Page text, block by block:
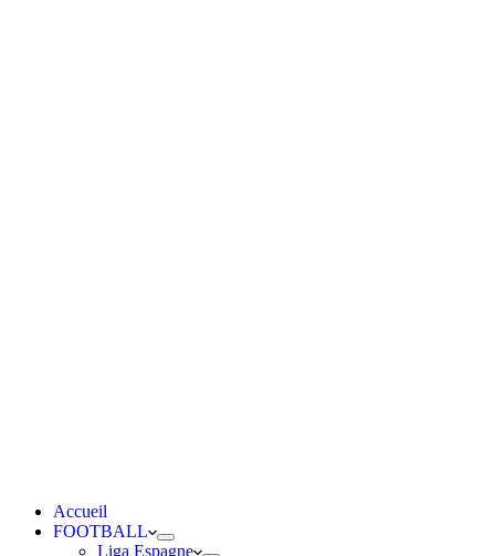
Accueil
FOOTBALL
Liga Espagne